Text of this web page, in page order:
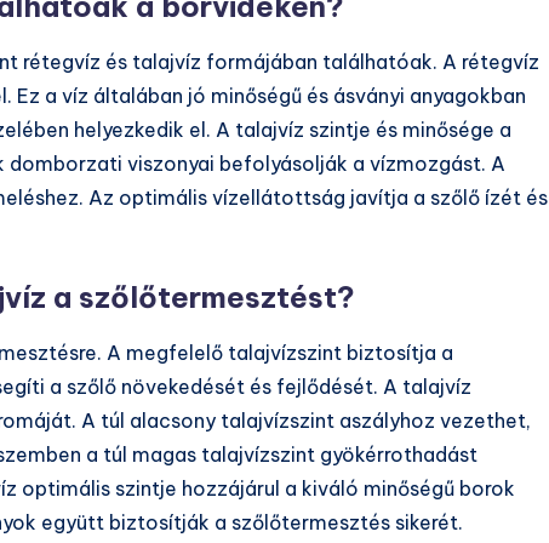
rétegvíz és talajvíz formájában találhatóak. A rétegvíz
a víz általában jó minőségű és ásványi anyagokban
helyezkedik el. A talajvíz szintje és minősége a
viszonyai befolyásolják a vízmozgást. A
Az optimális vízellátottság javítja a szőlő ízét és
a szőlőtermesztést?
A megfelelő talajvízszint biztosítja a
a szőlő növekedését és fejlődését. A talajvíz
A túl alacsony talajvízszint aszályhoz vezethet,
a túl magas talajvízszint gyökérrothadást
optimális szintje hozzájárul a kiváló minőségű borok
együtt biztosítják a szőlőtermesztés sikerét.